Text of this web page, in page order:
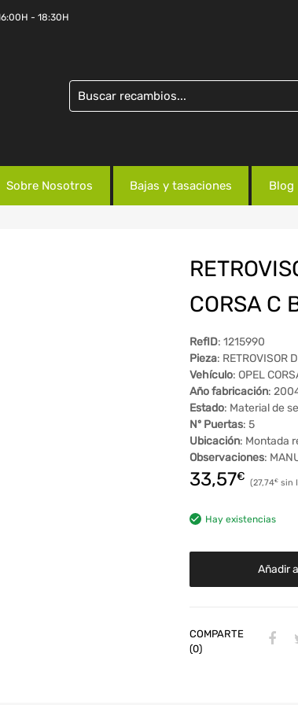
- 18:30H
Sobre Nosotros Bajas y tasaciones Blog
CORSA C
RefID: 1215990
Pieza: RETROVISOR
Vehículo: OPEL
Año fabricación:
Estado: Material de
Nº Puertas: 5
Ubicación: Montada
Observaciones:
33,57€ 27,74€
Hay existencias
Añadir
COMPARTE
(0)